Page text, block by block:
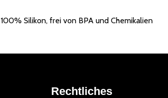
100% Silikon, frei von BPA und Chemikalien
Rechtliches